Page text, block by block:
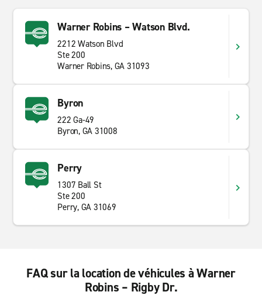
Warner Robins – Watson Blvd.
2212 Watson Blvd
Ste 200
Warner Robins, GA 31093
Byron
222 Ga-49
Byron, GA 31008
Perry
1307 Ball St
Ste 200
Perry, GA 31069
FAQ sur la location de véhicules à Warner
Robins – Rigby Dr.